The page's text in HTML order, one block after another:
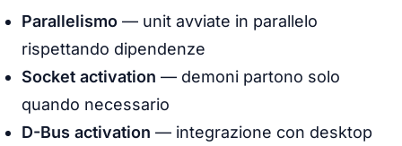
Parallelismo — unit avviate in parallelo
rispettando dipendenze
Socket activation — demoni partono solo
quando necessario
D-Bus activation — integrazione con desktop